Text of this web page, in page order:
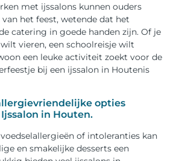
met ijssalons kunnen ouders
het feest, wetende dat het
catering in goede handen zijn. Of je
vieren, een schoolreisje wilt
een leuke activiteit zoekt voor de
bij een ijssalon in Houtenis
opties
in Houten.
of intoleranties kan
en smakelijke desserts een